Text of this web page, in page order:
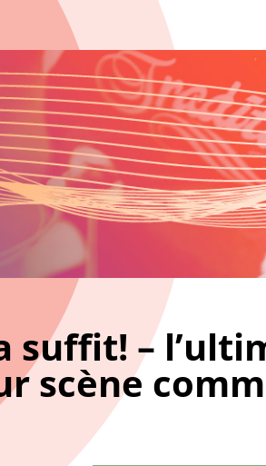
suffit! –
scène